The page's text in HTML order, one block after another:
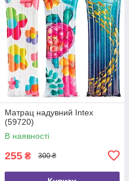
Матрац надувний Intex
(59720)
В наявності
255 ₴ 300 ₴